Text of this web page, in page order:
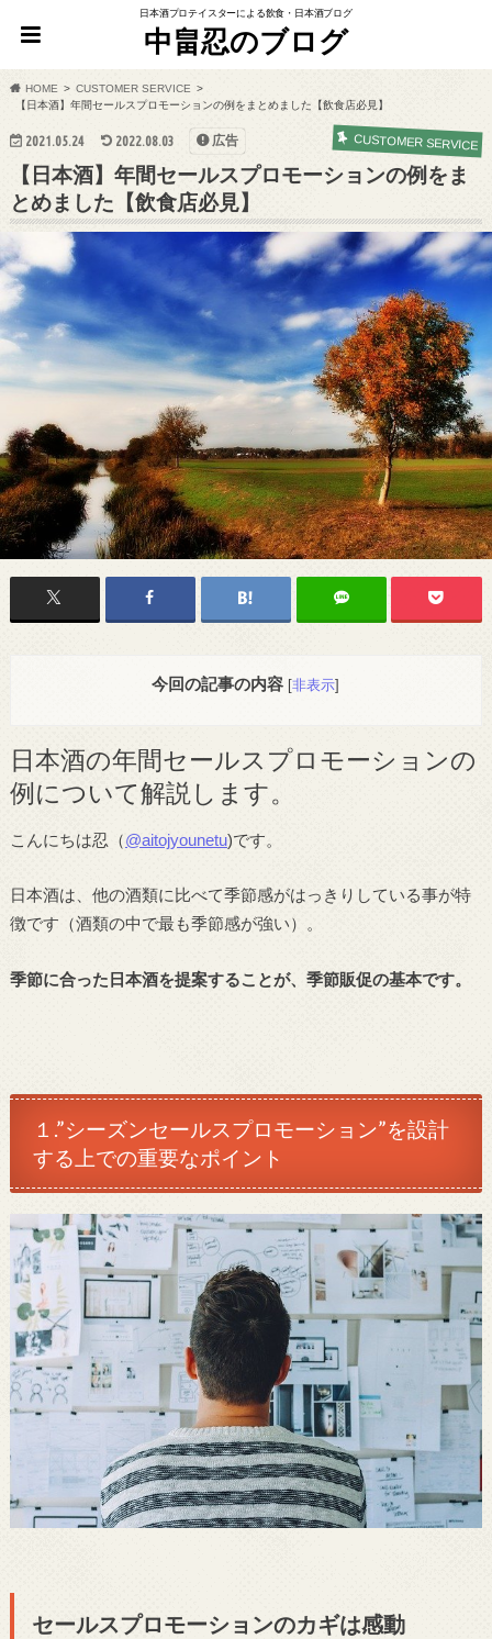
日本酒プロテイスターによる飲食・日本酒ブログ
中畠忍のブログ
HOME
CUSTOMER SERVICE
【日本酒】年間セールスプロモーションの例をまとめました【飲食店必見】
2021.05.24 2022.08.03 CUSTOMER SERVICE
広告
【日本酒】年間セールスプロモーションの例をま
とめました【飲食店必見】
今回の記事の内容 [非表示]
日本酒の年間セールスプロモーションの
例について解説します。
こんにちは忍（@aitojyounetu)です。
日本酒は、他の酒類に比べて季節感がはっきりしている事が特
徴です（酒類の中で最も季節感が強い）。
季節に合った日本酒を提案することが、季節販促の基本です。
１.”シーズンセールスプロモーション”を設計
する上での重要なポイント
セールスプロモーションのカギは感動